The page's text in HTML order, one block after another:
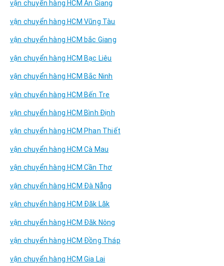
vận chuyển hàng HCM An Giang
vận chuyển hàng HCM Vũng Tàu
vận chuyển hàng HCM bắc Giang
vận chuyển hàng HCM Bạc Liêu
vận chuyển hàng HCM Bắc Ninh
vận chuyển hàng HCM Bến Tre
vận chuyển hàng HCM Bình Định
vận chuyển hàng HCM Phan Thiết
vận chuyển hàng HCM Cà Mau
vận chuyển hàng HCM Cần Thơ
vận chuyển hàng HCM Đà Nẵng
vận chuyển hàng HCM Đăk Lăk
vận chuyển hàng HCM Đăk Nông
vận chuyển hàng HCM Đồng Tháp
vận chuyển hàng HCM Gia Lai